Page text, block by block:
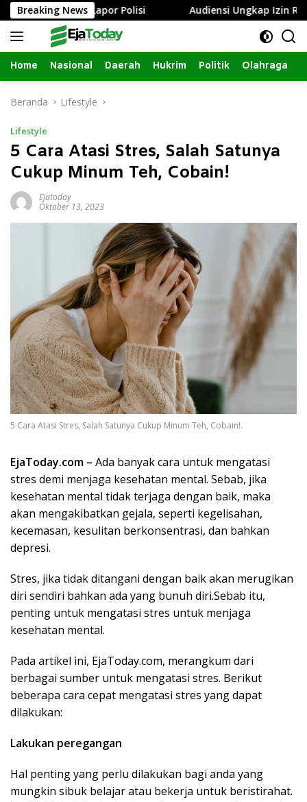
Langsung
ke
konten
Breaking News
Istri Lapor Polisi Audiensi Ungkap Izin Renovasi
Home Nasional Daerah Hukrim Politik Olahraga
Beranda Lifestyle
Lifestyle
5 Cara Atasi Stres, Salah Satunya
Cukup Minum Teh, Cobain!
Ejatoday
Oktober 13, 2023
5 Cara Atasi Stres, Salah Satunya Cukup Minum Teh, Cobain!.
EjaToday.com – Ada banyak cara untuk mengatasi
stres demi menjaga kesehatan mental. Sebab, jika
kesehatan mental tidak terjaga dengan baik, maka
akan mengakibatkan gejala, seperti kegelisahan,
kecemasan, kesulitan berkonsentrasi, dan bahkan
depresi.
Stres, jika tidak ditangani dengan baik akan merugikan
diri sendiri bahkan ada yang bunuh diri.Sebab itu,
penting untuk mengatasi stres untuk menjaga
kesehatan mental.
Pada artikel ini, EjaToday.com, merangkum dari
berbagai sumber untuk mengatasi stres. Berikut
beberapa cara cepat mengatasi stres yang dapat
dilakukan:
Lakukan peregangan
Hal penting yang perlu dilakukan bagi anda yang
mungkin sibuk belajar atau bekerja untuk beristirahat.